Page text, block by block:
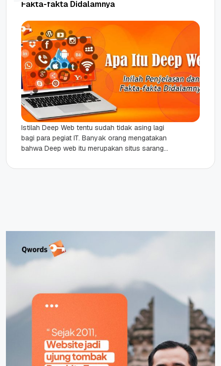
Fakta-fakta Didalamnya
Istilah Deep Web tentu sudah tidak asing lagi
bagi para pegiat IT. Banyak orang mengatakan
bahwa Deep web itu merupakan situs sarang